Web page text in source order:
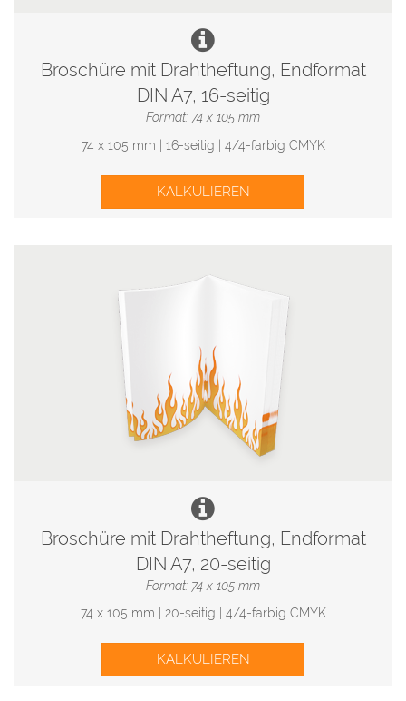
Broschüre mit Drahtheftung, Endformat
DIN A7, 16-seitig
Format: 74 x 105 mm
74 x 105 mm | 16-seitig | 4/4-farbig CMYK
KALKULIEREN
Broschüre mit Drahtheftung, Endformat
DIN A7, 20-seitig
Format: 74 x 105 mm
74 x 105 mm | 20-seitig | 4/4-farbig CMYK
KALKULIEREN